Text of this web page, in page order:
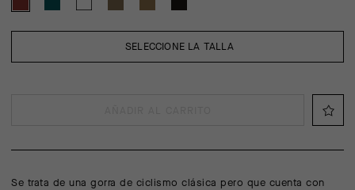
SELECCIONE LA TALLA
Se trata de una gorra de ciclismo clásica pero que cuenta con